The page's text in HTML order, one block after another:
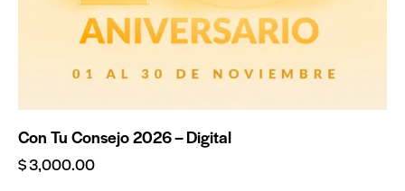
Con Tu Consejo 2026 – Digital
$3,000.00